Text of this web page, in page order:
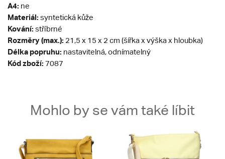
A4: ne
Materiál: syntetická kůže
Kování: stříbrné
Rozměry (max.): 21,5 x 15 x 2 cm (šířka x výška x hloubka)
Délka popruhu: nastavitelná, odnímatelný
Kód zboží: 7087
Mohlo by se vám také líbit